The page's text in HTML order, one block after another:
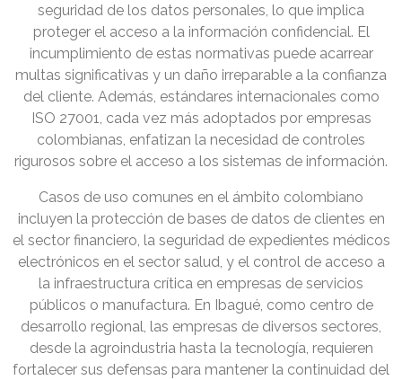
seguridad de los datos personales, lo que implica
proteger el acceso a la información confidencial. El
incumplimiento de estas normativas puede acarrear
multas significativas y un daño irreparable a la confianza
del cliente. Además, estándares internacionales como
ISO 27001, cada vez más adoptados por empresas
colombianas, enfatizan la necesidad de controles
rigurosos sobre el acceso a los sistemas de información.
Casos de uso comunes en el ámbito colombiano
incluyen la protección de bases de datos de clientes en
el sector financiero, la seguridad de expedientes médicos
electrónicos en el sector salud, y el control de acceso a
la infraestructura crítica en empresas de servicios
públicos o manufactura. En Ibagué, como centro de
desarrollo regional, las empresas de diversos sectores,
desde la agroindustria hasta la tecnología, requieren
fortalecer sus defensas para mantener la continuidad del